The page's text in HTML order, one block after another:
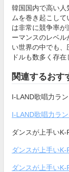
韓国国内で高い人
ムを巻き起こし
は非常に競争率
ーマンスのレベ
い世界の中でも
ドルも数多く存在
関連するおす
I-LAND歌唱力ラ
I-LAND歌唱力ラ
ダンスが上手いK-
ダンスが上手い
ダンスが上手い